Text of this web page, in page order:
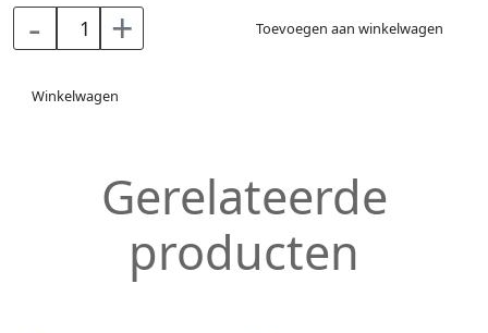
- + Toevoegen aan winkelwagen
Winkelwagen
Gerelateerde
producten